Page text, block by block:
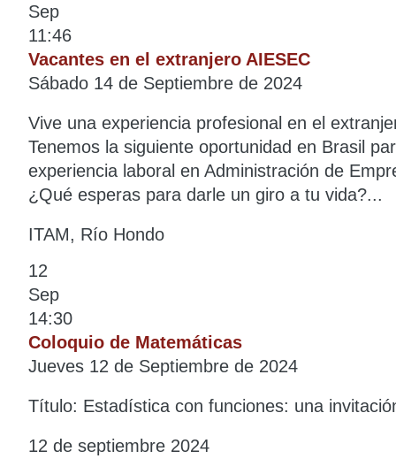
Sep
11:46
Vacantes en el extranjero AIESEC
Sábado 14 de Septiembre de 2024
Vive una experiencia profesional en el
Tenemos la siguiente oportunidad en Brasil
experiencia laboral en Administración de
¿Qué esperas para darle un giro a tu vida?...
ITAM, Río Hondo
12
Sep
14:30
Coloquio de Matemáticas
Jueves 12 de Septiembre de 2024
Título: Estadística con funciones: una
12 de septiembre 2024